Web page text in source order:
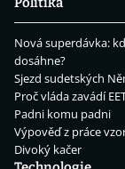
Nová superdávka:
dosáhne?
Sjezd sudetských
Proč vláda zavádí
Padni komu padni
Výpověď z práce
Divoký kačer